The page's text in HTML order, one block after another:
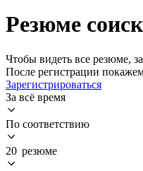
Резюме
Чтобы видеть все резюме,
После регистрации
Зарегистрироваться
За всё время
По соответствию
20 резюме